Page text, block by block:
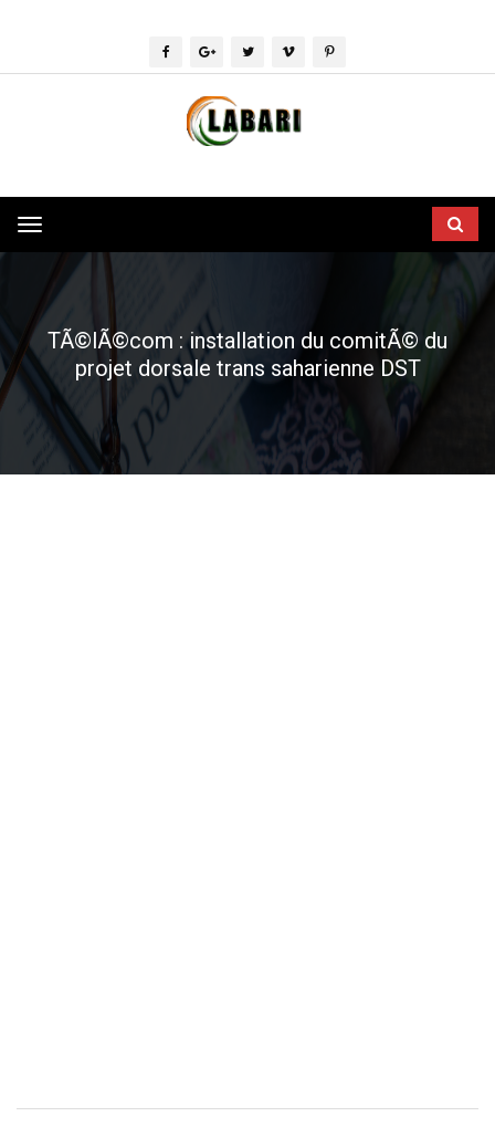
Toggle
navigation
TÃ©lÃ©com : installation du comitÃ© du
projet dorsale trans saharienne DST